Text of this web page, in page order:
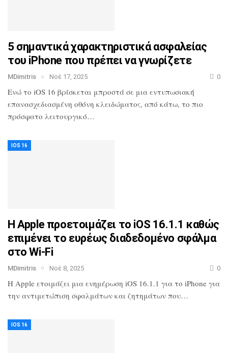
5 σημαντικά χαρακτηριστικά ασφαλείας
του iPhone που πρέπει να γνωρίζετε
MDimitris Νοέ 17, 2025 0
Ενώ το iOS 16 βρίσκεται μπροστά σε μια εντυπωσιακή
επανασχεδιασμένη οθόνη κλειδώματος, από κάτω, το πιο
πρόσφατο λειτουργικό…
IOS 16
Η Apple προετοιμάζει το iOS 16.1.1 καθώς
επιμένει το ευρέως διαδεδομένο σφάλμα
στο Wi-Fi
MDimitris Νοέ 8, 2025 0
Η Apple ετοιμάζει μια ενημέρωση iOS 16.1.1 για το iPhone για
την αντιμετώπιση σφαλμάτων και ζητημάτων που…
IOS 16